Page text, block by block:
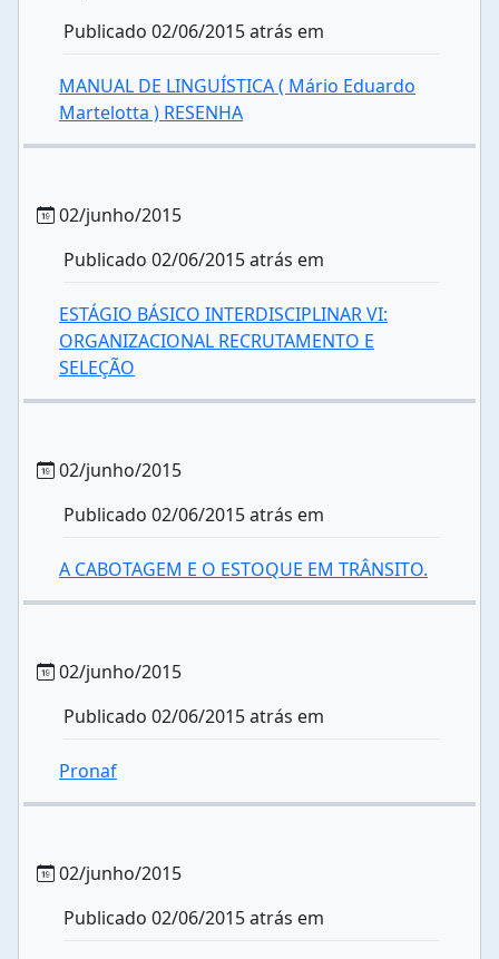
Publicado 02/06/2015 atrás em
MANUAL DE LINGUÍSTICA ( Mário Eduardo
Martelotta ) RESENHA
02/junho/2015
Publicado 02/06/2015 atrás em
ESTÁGIO BÁSICO INTERDISCIPLINAR VI:
ORGANIZACIONAL RECRUTAMENTO E
SELEÇÃO
02/junho/2015
Publicado 02/06/2015 atrás em
A CABOTAGEM E O ESTOQUE EM TRÂNSITO.
02/junho/2015
Publicado 02/06/2015 atrás em
Pronaf
02/junho/2015
Publicado 02/06/2015 atrás em